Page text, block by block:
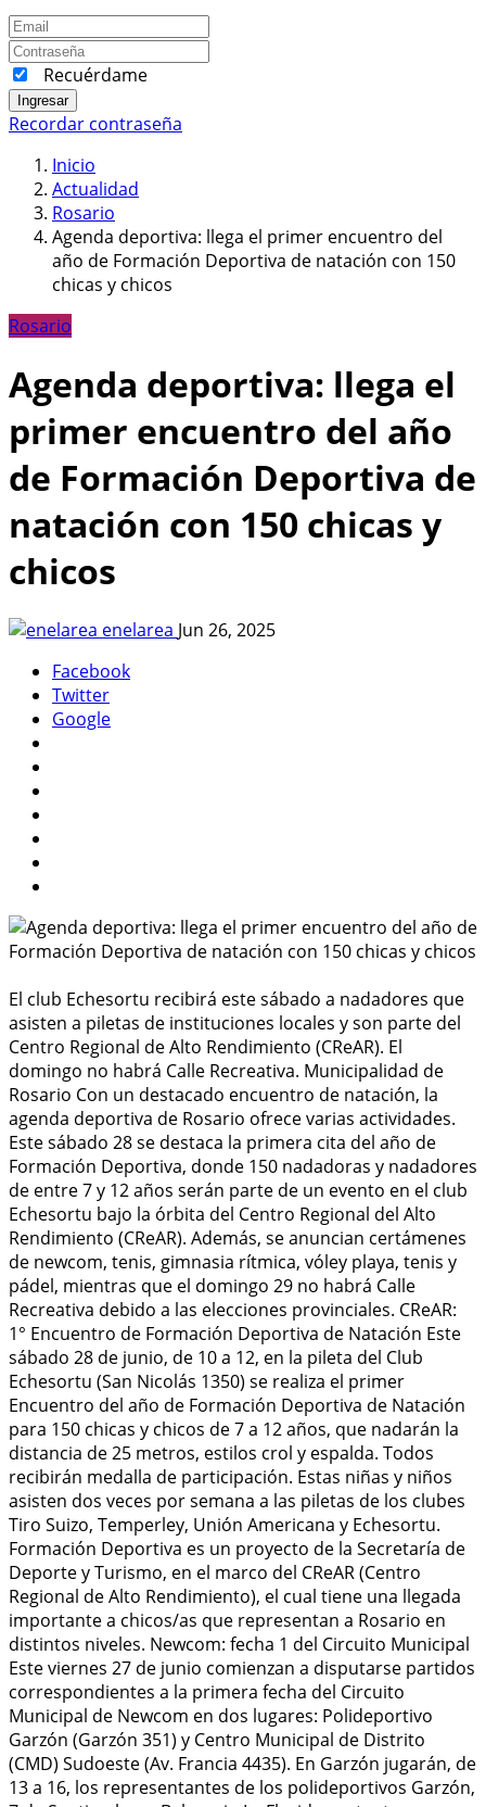
Recuérdame
Ingresar
Recordar contraseña
Inicio
Actualidad
Rosario
Agenda deportiva: llega el primer encuentro del
año de Formación Deportiva de natación con 150
chicas y chicos
Rosario
Agenda deportiva: llega el
primer encuentro del año
de Formación Deportiva de
natación con 150 chicas y
chicos
enelarea Jun 26, 2025
Facebook
Twitter
Google
El club Echesortu recibirá este sábado a nadadores que
asisten a piletas de instituciones locales y son parte del
Centro Regional de Alto Rendimiento (CReAR). El
domingo no habrá Calle Recreativa. Municipalidad de
Rosario Con un destacado encuentro de natación, la
agenda deportiva de Rosario ofrece varias actividades.
Este sábado 28 se destaca la primera cita del año de
Formación Deportiva, donde 150 nadadoras y nadadores
de entre 7 y 12 años serán parte de un evento en el club
Echesortu bajo la órbita del Centro Regional del Alto
Rendimiento (CReAR). Además, se anuncian certámenes
de newcom, tenis, gimnasia rítmica, vóley playa, tenis y
pádel, mientras que el domingo 29 no habrá Calle
Recreativa debido a las elecciones provinciales. CReAR:
1° Encuentro de Formación Deportiva de Natación Este
sábado 28 de junio, de 10 a 12, en la pileta del Club
Echesortu (San Nicolás 1350) se realiza el primer
Encuentro del año de Formación Deportiva de Natación
para 150 chicas y chicos de 7 a 12 años, que nadarán la
distancia de 25 metros, estilos crol y espalda. Todos
recibirán medalla de participación. Estas niñas y niños
asisten dos veces por semana a las piletas de los clubes
Tiro Suizo, Temperley, Unión Americana y Echesortu.
Formación Deportiva es un proyecto de la Secretaría de
Deporte y Turismo, en el marco del CReAR (Centro
Regional de Alto Rendimiento), el cual tiene una llegada
importante a chicos/as que representan a Rosario en
distintos niveles. Newcom: fecha 1 del Circuito Municipal
Este viernes 27 de junio comienzan a disputarse partidos
correspondientes a la primera fecha del Circuito
Municipal de Newcom en dos lugares: Polideportivo
Garzón (Garzón 351) y Centro Municipal de Distrito
(CMD) Sudoeste (Av. Francia 4435). En Garzón jugarán, de
13 a 16, los representantes de los polideportivos Garzón,